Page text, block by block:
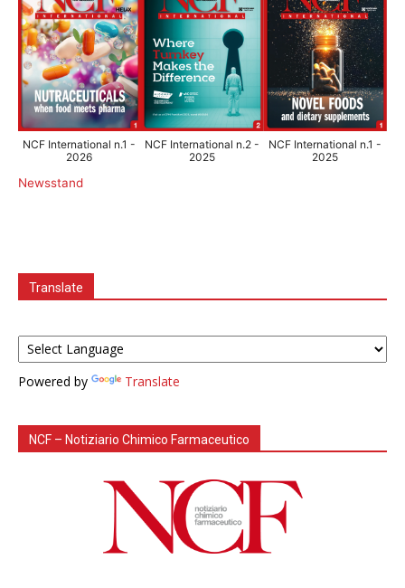
NCF International n.1 -
2026
NCF International n.2 -
2025
NCF International n.1 -
2025
Newsstand
Translate
Powered by Translate
NCF – Notiziario Chimico Farmaceutico